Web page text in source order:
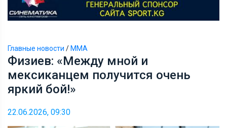
Главные новости / ММА
Физиев: «Между мной и
мексиканцем получится очень
яркий бой!»
22.06.2026, 09:30